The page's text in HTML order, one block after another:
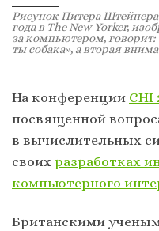
Рисунок Питера
года в The New Yorker,
за компьютером, говорит:
ты собака», а вторая
На конференции CHI
посвященной
в вычислительных
своих разработках
компьютерного
Британскими